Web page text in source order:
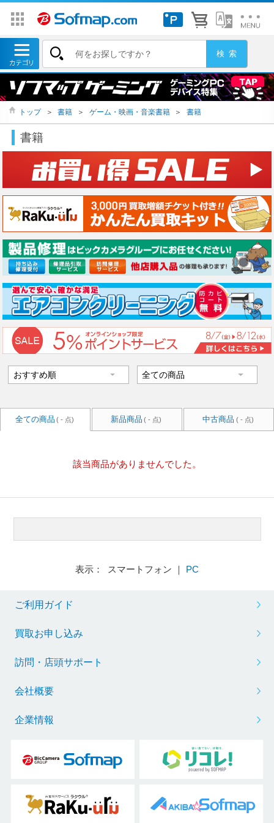
トップ ＞ 書籍 ＞ ゲーム・映画・音楽書籍 ＞ 書籍
書籍
全ての商品 ( - 点) 新品商品 ( - 点) 中古商品 ( - 点)
該当商品がありませんでした。
表示： スマートフォン ｜ PC
ご利用ガイド
買取お申し込み
訪問・店頭サポート
会社概要
企業情報